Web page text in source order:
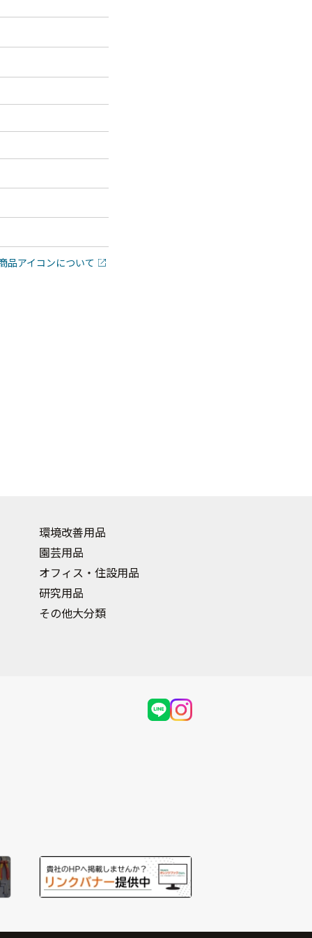
品アイコンについて
環境改善用品
園芸用品
オフィス・住設用品
研究用品
その他大分類